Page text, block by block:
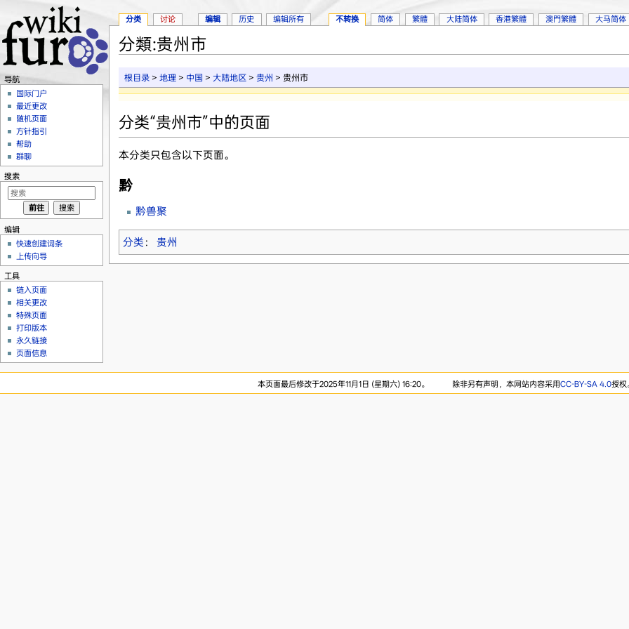
分類:贵州市
根目录 >地理 > 中国 >大陆地区 >贵州 > 贵州市
分类“贵州市”中的页面
本分类只包含以下页面。
黔
黔兽聚
分类 ： 贵州
分类 讨论 编辑 历史 编辑所有 不转换 简体 繁體 大陆简体 香港繁體 澳門繁體 大马简体
导航
国际门户
最近更改
随机页面
方针指引
帮助
群聊
搜索
编辑
快速创建词条
上传向导
工具
链入页面
相关更改
特殊页面
打印版本
永久链接
页面信息
本页面最后修改于2025年11月1日 (星期六) 16:20。 除非另有声明，本网站内容采用CC-BY-SA 4.0授权